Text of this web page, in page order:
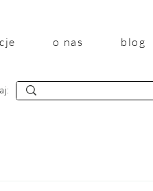
o nas blog